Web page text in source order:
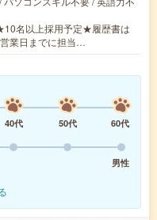
名以上採用予定★履歴書は
業日までに担当…
40代 50代
60代
男性